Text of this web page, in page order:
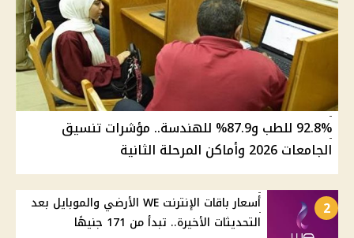
92.8% للطب و87.9% للهندسة.. مؤشرات تنسيق
الجامعات 2026 وأماكن المرحلة الثانية
2
أسعار باقات الإنترنت WE الأرضي والموبايل بعد
التحديثات الأخيرة.. تبدأ من 171 جنيهًا